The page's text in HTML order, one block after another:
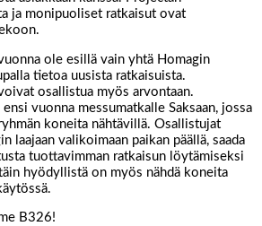
ja monipuoliset ratkaisut ovat
ole esillä vain yhtä Homagin
tietoa uusista ratkaisuista.
osallistua myös arvontaan.
vuonna messumatkalle Saksaan, jossa
koneita nähtävillä. Osallistujat
laajaan valikoimaan paikan päällä, saada
tuottavimman ratkaisun löytämiseksi
hyödyllistä on myös nähdä koneita
B326!